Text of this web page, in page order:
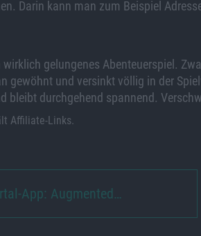
Darin kann man zum Beispiel
wirklich gelungenes Abenteuerspiel.
gewöhnt und versinkt völlig in der
bleibt durchgehend spannend.
Affiliate-Links.
App: Augmented…